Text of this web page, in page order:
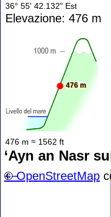
36° 55' 42.132" Est
Elevazione: 476 m
476 m
476 m ≈ 1562 ft
‘Ayn an Nasr
+−
©OpenStreetMap